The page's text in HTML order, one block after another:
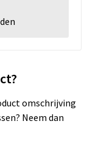
omschrijving
Neem dan